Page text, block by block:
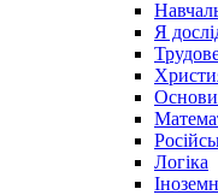
Я
Основи
Логіка